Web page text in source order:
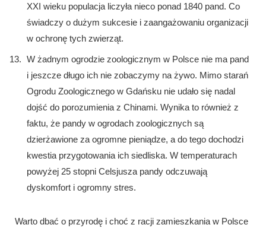
XXI wieku populacja liczyła nieco ponad 1840 pand. Co
świadczy o dużym sukcesie i zaangażowaniu organizacji
w ochronę tych zwierząt.
W żadnym ogrodzie zoologicznym w Polsce nie ma pand
i jeszcze długo ich nie zobaczymy na żywo. Mimo starań
Ogrodu Zoologicznego w Gdańsku nie udało się nadal
dojść do porozumienia z Chinami. Wynika to również z
faktu, że pandy w ogrodach zoologicznych są
dzierżawione za ogromne pieniądze, a do tego dochodzi
kwestia przygotowania ich siedliska. W temperaturach
powyżej 25 stopni Celsjusza pandy odczuwają
dyskomfort i ogromny stres.
Warto dbać o przyrodę i choć z racji zamieszkania w Polsce